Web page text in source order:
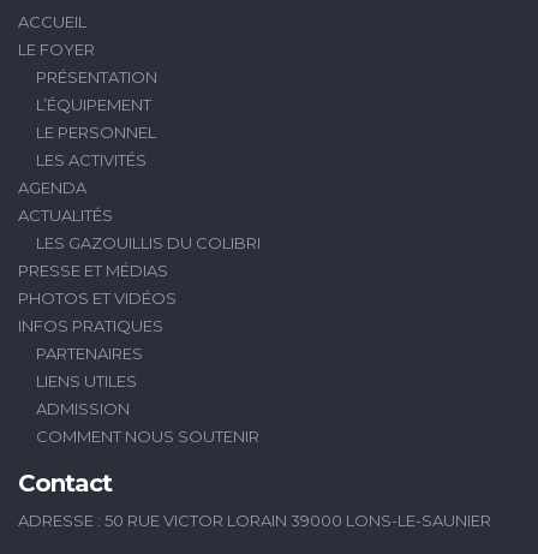
ACCUEIL
LE FOYER
PRÉSENTATION
L’ÉQUIPEMENT
LE PERSONNEL
LES ACTIVITÉS
AGENDA
ACTUALITÉS
LES GAZOUILLIS DU COLIBRI
PRESSE ET MÉDIAS
PHOTOS ET VIDÉOS
INFOS PRATIQUES
PARTENAIRES
LIENS UTILES
ADMISSION
COMMENT NOUS SOUTENIR
Contact
ADRESSE : 50 RUE VICTOR LORAIN 39000 LONS-LE-SAUNIER